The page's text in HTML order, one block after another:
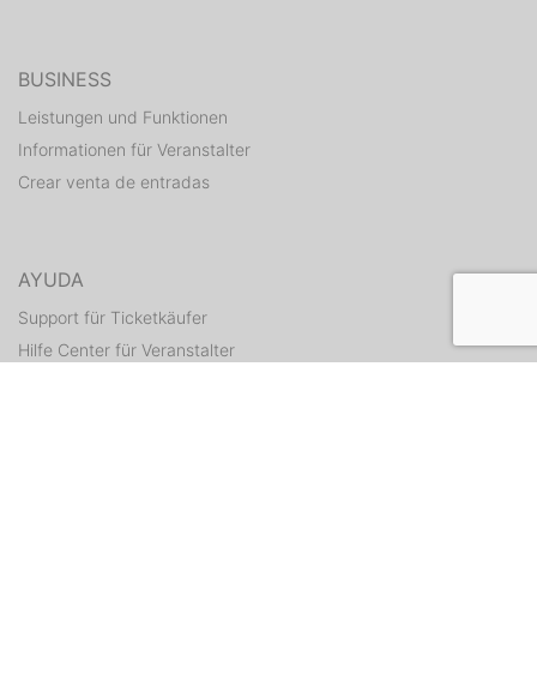
BUSINESS
Leistungen und Funktionen
Informationen für Veranstalter
Crear venta de entradas
AYUDA
Support für Ticketkäufer
Hilfe Center für Veranstalter